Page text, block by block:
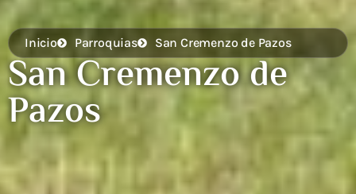
Inicio Parroquias San Cremenzo de Pazos
San Cremenzo de
Pazos